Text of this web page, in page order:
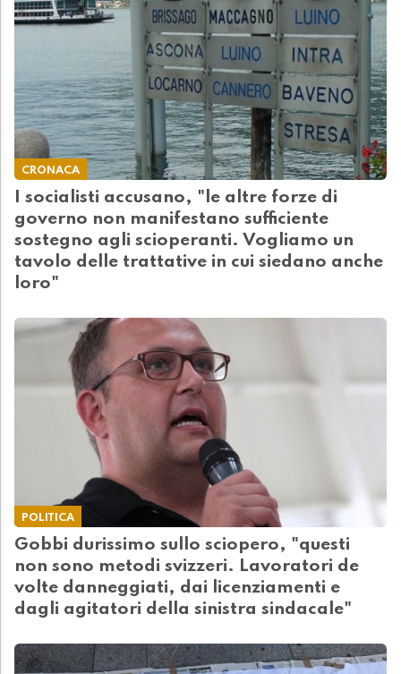
CRONACA
I socialisti accusano, "le altre forze di
governo non manifestano sufficiente
sostegno agli scioperanti. Vogliamo un
tavolo delle trattative in cui siedano anche
loro"
POLITICA
Gobbi durissimo sullo sciopero, "questi
non sono metodi svizzeri. Lavoratori de
volte danneggiati, dai licenziamenti e
dagli agitatori della sinistra sindacale"